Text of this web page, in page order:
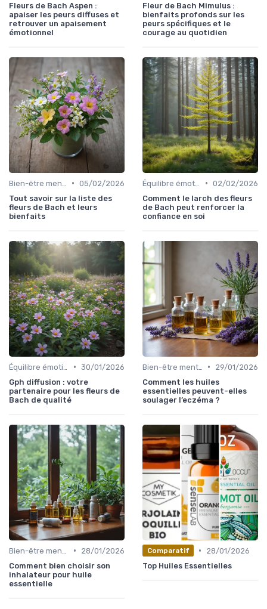
Fleurs de Bach Aspen :
apaiser les peurs diffuses et
retrouver un apaisement
émotionnel
Fleur de Bach Mimulus :
bienfaits profonds sur les
peurs spécifiques et le
courage au quotidien
• 05/02/2026
Tout savoir sur la liste des
fleurs de Bach et leurs
bienfaits
• 02/02/2026
Comment le larch des fleurs
de Bach peut renforcer la
confiance en soi
• 30/01/2026
Gph diffusion : votre
partenaire pour les fleurs de
Bach de qualité
•
29/01/2026
Comment les huiles
essentielles peuvent-elles
soulager l’eczéma ?
•
28/01/2026
Comment bien choisir son
inhalateur pour huile
essentielle
Comparatif •
28/01/2026
Top Huiles Essentielles